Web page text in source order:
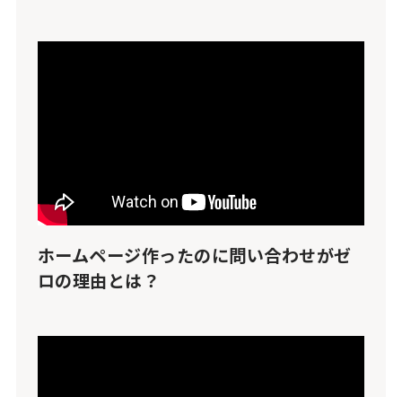
ホームページ作ったのに問い合わせがゼ
ロの理由とは？